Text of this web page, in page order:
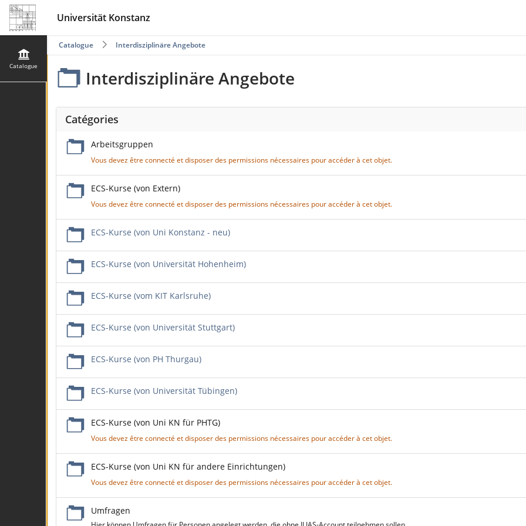
Universität Konstanz
Catalogue
Catalogue Interdisziplinäre Angebote
Interdisziplinäre Angebote
Catégories
Arbeitsgruppen
Vous devez être connecté et disposer des permissions nécessaires pour accéder à cet objet.
ECS-Kurse (von Extern)
Vous devez être connecté et disposer des permissions nécessaires pour accéder à cet objet.
ECS-Kurse (von Uni Konstanz - neu)
ECS-Kurse (von Universität Hohenheim)
ECS-Kurse (vom KIT Karlsruhe)
ECS-Kurse (von Universität Stuttgart)
ECS-Kurse (von PH Thurgau)
ECS-Kurse (von Universität Tübingen)
ECS-Kurse (von Uni KN für PHTG)
Vous devez être connecté et disposer des permissions nécessaires pour accéder à cet objet.
ECS-Kurse (von Uni KN für andere Einrichtungen)
Vous devez être connecté et disposer des permissions nécessaires pour accéder à cet objet.
Umfragen